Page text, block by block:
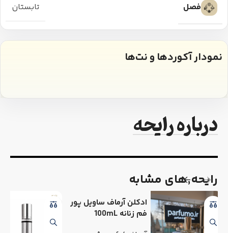
فصل تابستان
نمودار آکوردها و نت‌ها
درباره رایحه
رایحه٬های مشابه
ادکلن آرماف ساویل پور
فم زنانه 100mL